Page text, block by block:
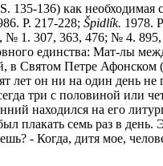
135-136) как необходимая
P. 217-228; Špidlík. 1978.
№ 1. 307, 363, 476; № 4.
единства: Мат-лы
в Святом Петре Афонском
он ни на один день не
три с половиной или
находился на его
плакать семь раз в
- Когда, дитя мое,